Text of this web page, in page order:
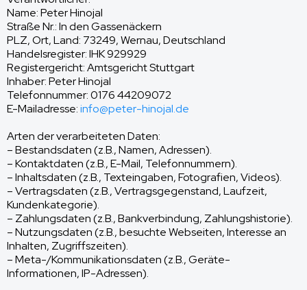
Name: Peter Hinojal
Straße Nr.: In den Gassenäckern
PLZ, Ort, Land: 73249, Wernau, Deutschland
Handelsregister: IHK 929929
Registergericht: Amtsgericht Stuttgart
Inhaber: Peter Hinojal
Telefonnummer: 0176 44209072
E-Mailadresse:info@peter-hinojal.de
Arten der verarbeiteten Daten:
– Bestandsdaten (z.B., Namen, Adressen).
– Kontaktdaten (z.B., E-Mail, Telefonnummern).
– Inhaltsdaten (z.B., Texteingaben, Fotografien, Videos).
– Vertragsdaten (z.B., Vertragsgegenstand, Laufzeit,
Kundenkategorie).
– Zahlungsdaten (z.B., Bankverbindung, Zahlungshistorie).
– Nutzungsdaten (z.B., besuchte Webseiten, Interesse an
Inhalten, Zugriffszeiten).
– Meta-/Kommunikationsdaten (z.B., Geräte-
Informationen, IP-Adressen).